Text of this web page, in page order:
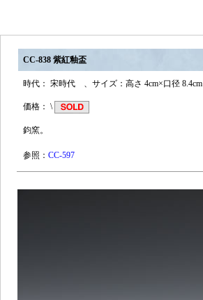
CC-838 紫紅釉盃
時代： 宋時代 、サイズ：高さ 4cm×口径 8.4cm
価格： \
鈞窯。
参照： CC-597